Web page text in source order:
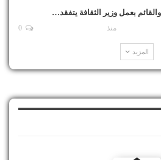
والقائم بعمل وزير الثقافة يتفقد…
منذ
المزيد